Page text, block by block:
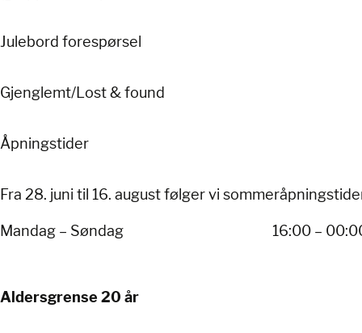
Julebord forespørsel
Gjenglemt/Lost & found
Åpningstider
Fra 28. juni til 16. august følger vi
Mandag – Søndag 16:00 –
Aldersgrense 20 år